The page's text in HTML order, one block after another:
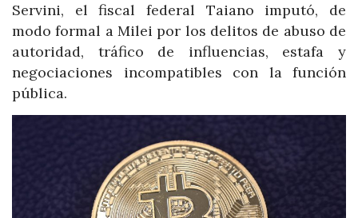
Servini, el fiscal federal Taiano imputó, de
modo formal a Milei por los delitos de abuso de
autoridad, tráfico de influencias, estafa y
negociaciones incompatibles con la función
pública.